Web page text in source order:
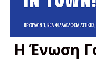
Η Ένωση